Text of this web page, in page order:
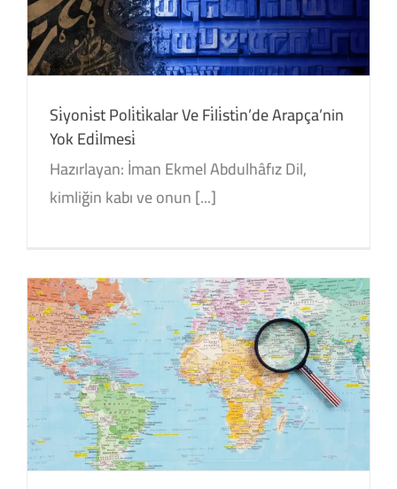
Si̇yoni̇st Poli̇ti̇kalar Ve Fi̇li̇sti̇n’de Arapça’nin
Yok Edi̇lmesi̇
Hazırlayan: İman Ekmel Abdulhâfız Dil,
kimliğin kabı ve onun [...]